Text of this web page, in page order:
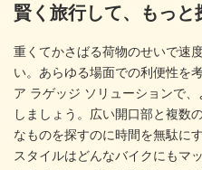
賢く旅行して、もっと
重くてかさばる荷物のせいで速
い。あらゆる場面での利便性を
ア ラゲッジ ソリューションで
しましょう。広い開口部と複数
なものを探すのに時間を無駄に
スタイルはどんなバイクにもマ